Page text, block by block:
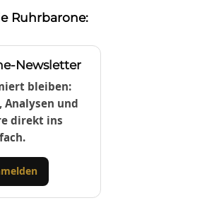
Ruhrbarone:
Newsletter
bleiben:
Analysen und
direkt ins